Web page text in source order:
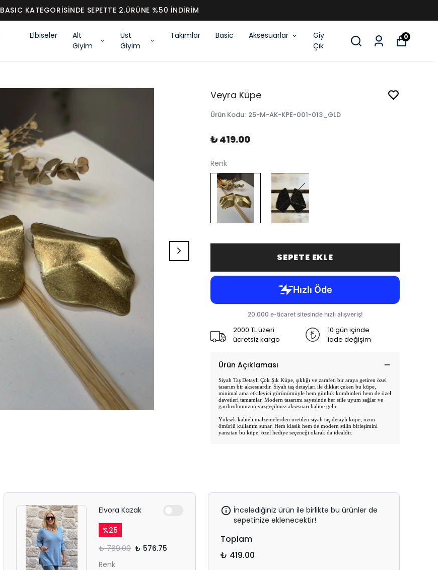
BASIC KATEGORİSİNDE SEPETTE 2.ÜRÜNE %50 İNDİRİM
Elbiseler
Alt
Giyim
Üst
Giyim
Takımlar Basic Aksesuarlar
Giy
Çık
0
Veyra Küpe
Ürün Kodu: 25-M-AK-KPE-001-013_GLD
₺ 419.00
Renk
SEPETE EKLE
2000 TL üzeri
ücretsiz kargo
10 gün içinde
iade değişim
Ürün Açıklaması
Siyah Taş Detaylı Çok Şık Küpe, şıklığı ve zarafeti bir araya getiren özel
tasarım bir aksesuardır. Siyah taş detayları ile dikkat çeken bu küpe,
minimal ama etkileyici görünümüyle hem günlük kombinleri hem de özel
davetleri tamamlar. Modern tasarımı sayesinde her stile uyum sağlar ve
gardırobunuzun vazgeçilmez aksesuarı haline gelir.
Yüksek kaliteli malzemelerden üretilen siyah taş detaylı küpe, uzun
ömürlü kullanım sunar. Hem klasik hem de modern stilin birleşimini
yansıtan bu küpe, özel hediye seçeneği olarak da idealdir.
Elvora Kazak
%25
₺ 769.00 ₺ 576.75
Renk
İncelediğiniz ürün ile birlikte bu ürünler de
sepetinize eklenecektir!
Toplam
₺ 419.00